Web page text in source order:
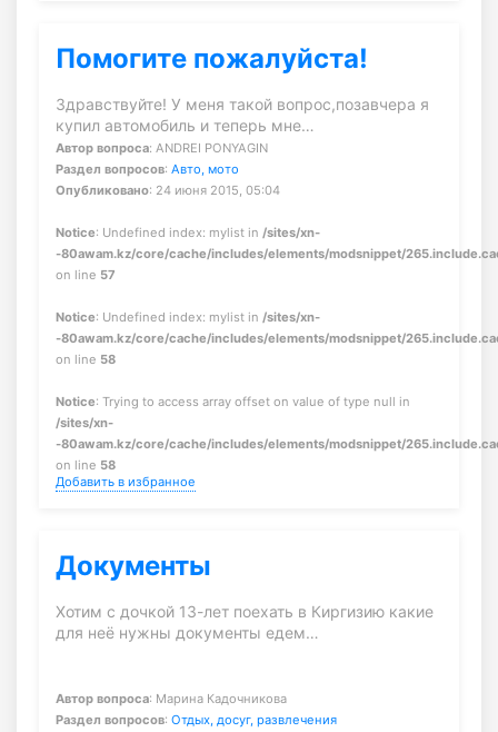
Помогите пожалуйста!
Здравствуйте! У меня такой вопрос,позавчера я
купил автомобиль и теперь мне…
Автор вопроса: ANDREI PONYAGIN
Раздел вопросов: Авто, мото
Опубликовано: 24 июня 2015, 05:04
Notice: Undefined index: mylist in /sites/xn-
-80awam.kz/core/cache/includes/elements/modsnippet/
on line 57
Notice: Undefined index: mylist in /sites/xn-
-80awam.kz/core/cache/includes/elements/modsnippet/
on line 58
Notice: Trying to access array offset on value of type null in
/sites/xn-
-80awam.kz/core/cache/includes/elements/modsnippet/
on line 58
Добавить в избранное
Документы
Хотим с дочкой 13-лет поехать в Киргизию какие
для неё нужны документы едем…
Автор вопроса: Марина Кадочникова
Раздел вопросов: Отдых, досуг, развлечения